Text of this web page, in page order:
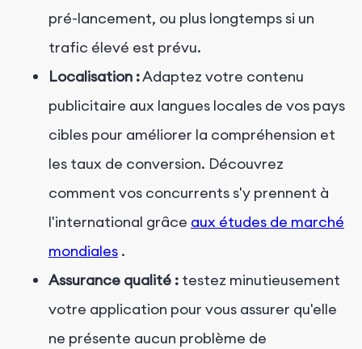
pré-lancement, ou plus longtemps si un
trafic élevé est prévu.
Localisation :Adaptez votre contenu
publicitaire aux langues locales de vos pays
cibles pour améliorer la compréhension et
les taux de conversion. Découvrez
comment vos concurrents s'y prennent à
l'international grâce aux études de marché
mondiales .
Assurance qualité : testez minutieusement
votre application pour vous assurer qu'elle
ne présente aucun problème de